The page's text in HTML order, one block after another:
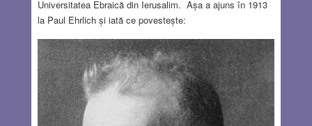
Universitatea Ebraică din Ierusalim. Așa a ajuns în 1913
la Paul Ehrlich și iată ce povestește: